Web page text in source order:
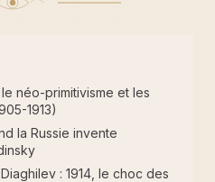
néo-primitivisme et les
1913)
la Russie invente
: 1914, le choc des